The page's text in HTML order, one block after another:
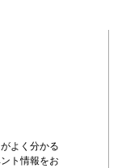
よく分かる
ト情報をお